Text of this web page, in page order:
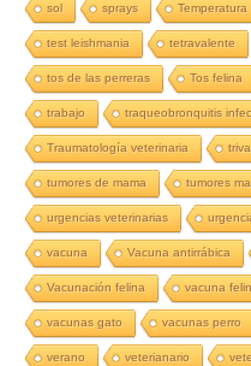
sol sprays Temperatura
test leishmania tetravalente
tos de las perreras Tos felina
trabajo traqueobronquitis
Traumatología veterinaria
tumores de mama tumores
urgencias veterinarias
vacuna Vacuna antirrábica
Vacunación felina vacuna
vacunas gato vacunas perro
verano veterianario